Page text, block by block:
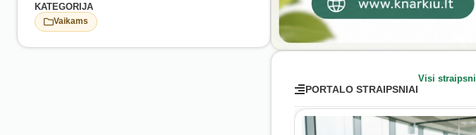
KATEGORIJA
Vaikams
PORTALO STRAIPSNIAI
Visi